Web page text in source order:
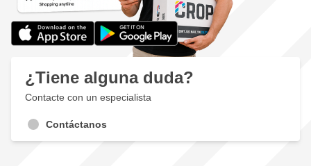
¿Tiene alguna duda?
Contacte con un especialista
Contáctanos